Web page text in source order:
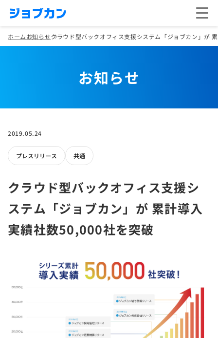
ホームお知らせクラウド型バックオフィス支援システム「ジョブカン」が
お知らせ
2019.05.24
プレスリリース 共通
クラウド型バックオフィス支援シ
ステム「ジョブカン」が 累計導入
実績社数50,000社を突破